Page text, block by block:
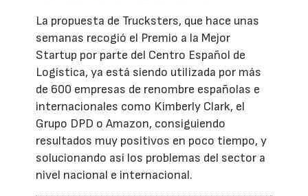
La propuesta de Trucksters, que hace unas
semanas recogió el Premio a la Mejor
Startup por parte del Centro Español de
Logística, ya está siendo utilizada por más
de 600 empresas de renombre españolas e
internacionales como Kimberly Clark, el
Grupo DPD o Amazon, consiguiendo
resultados muy positivos en poco tiempo, y
solucionando así los problemas del sector a
nivel nacional e internacional.